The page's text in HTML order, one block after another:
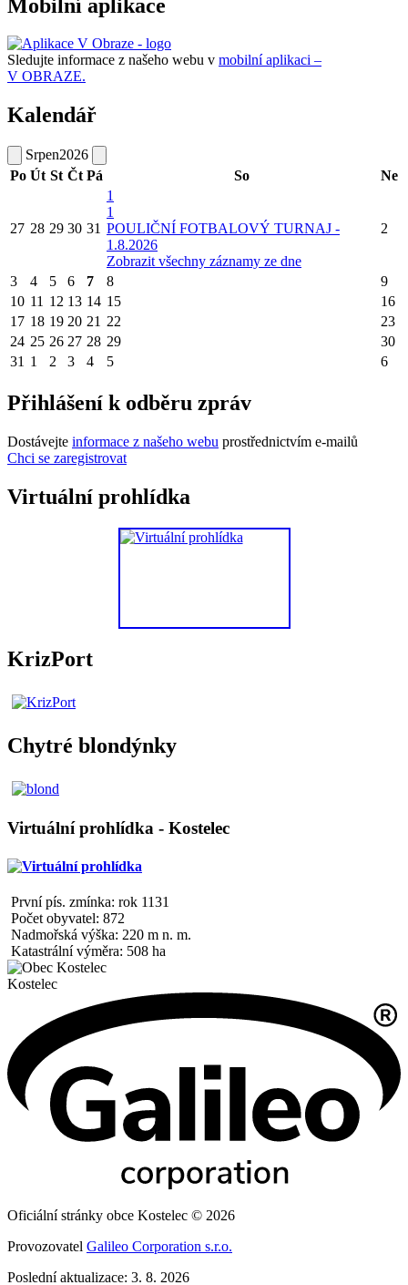
Mobilní aplikace
Sledujte informace z našeho webu v mobilní aplikaci –
V OBRAZE.
Kalendář
Srpen2026
Po Út St Čt Pá So Ne
27 28 29 30 31
1
1
POULIČNÍ FOTBALOVÝ TURNAJ -
1.8.2026
Zobrazit všechny záznamy ze dne
2
3 4 5 6 7 8
9
10 11 12 13 14 15
16
17 18 19 20 21 22
23
24 25 26 27 28 29
30
31 1 2 3 4 5 6
Přihlášení k odběru zpráv
Dostávejte informace z našeho webu prostřednictvím e-mailů
Chci se zaregistrovat
Virtuální prohlídka
KrizPort
Chytré blondýnky
Virtuální prohlídka - Kostelec
První pís. zmínka: rok 1131
Počet obyvatel: 872
Nadmořská výška: 220 m n. m.
Katastrální výměra: 508 ha
Kostelec
Oficiální stránky obce Kostelec © 2026
Provozovatel Galileo Corporation s.r.o.
Poslední aktualizace: 3. 8. 2026